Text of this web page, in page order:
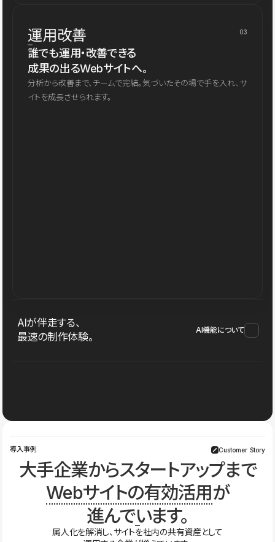
運用改善 03
誰でも運用・改善できる
成果の出るWebサイトへ。
分析から改善まで、チームで完結。気づいたその場で手を入れ、サ
イトを成長させられます。
AIが伴走する、
最速の制作体験。
AI機能について
導入事例 Customer Story
大手企業からスタートアップまで
Webサイトの有効活用が
進んでいます。
属人化を解消し、サイトを社内の共有資産として